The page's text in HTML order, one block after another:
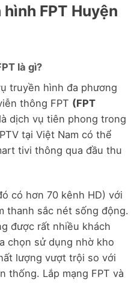
FPT Huyện
là gì?
truyền hình đa phương
thông FPT (FPT
dịch vụ tiên phong trong
tại Việt Nam có thể
tivi thông qua đầu thu
có hơn 70 kênh HD) với
thanh sắc nét sống động.
được rất nhiều khách
chọn sử dụng nhờ kho
lượng vượt trội so với
thống. Lắp mạng FPT và